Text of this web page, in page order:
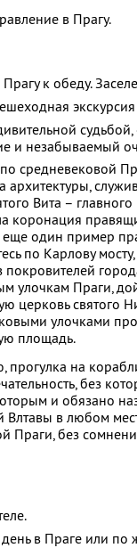
в Прагу.
к обеду.
и незабываемый
средневековой
архитектуры,
Вита –
коронация
еще один пример
по Карлову
покровителей
улочкам Праги,
церковь святого
улочками
площадь.
на
без
и обязано
Влтавы в любом
Праги, без
в Праге или по